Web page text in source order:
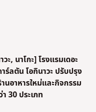
วะ, นาโกะ] โรงแรมเดอะ
ร์ลตัน โอกินาวะ ปรับปรุง
นอาหารใหม่และกิจกรรม
30 ประเภท